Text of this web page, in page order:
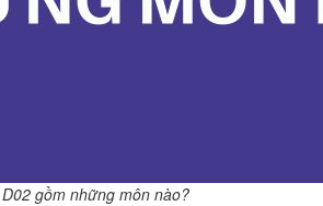
gồm những môn nào?